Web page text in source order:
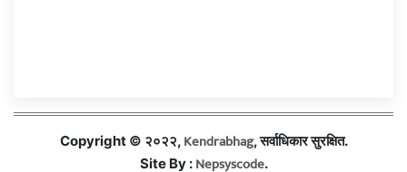
Copyright © २०२२, Kendrabhag, सर्वाधिकार सुरक्षित.
Site By : Nepsyscode.